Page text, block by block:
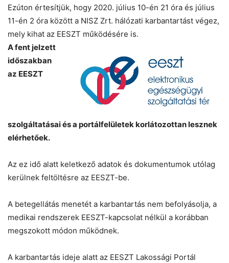
Ezúton értesítjük, hogy 2020. július 10-én 21 óra és július
11-én 2 óra között a NISZ Zrt. hálózati karbantartást végez,
mely kihat az EESZT működésére is.
A fent jelzett
időszakban
az EESZT
szolgáltatásai és a portálfelületek korlátozottan lesznek
elérhetőek.
Az ez idő alatt keletkező adatok és dokumentumok utólag
kerülnek feltöltésre az EESZT-be.
A betegellátás menetét a karbantartás nem befolyásolja, a
medikai rendszerek EESZT-kapcsolat nélkül a korábban
megszokott módon működnek.
A karbantartás ideje alatt az EESZT Lakossági Portál